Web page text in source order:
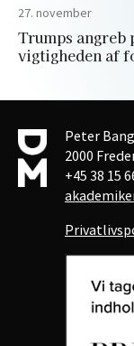
27. november
Trumps
vigtigheden af
Peter
2000
+45 38 15